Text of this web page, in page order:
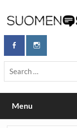
content
26.–27.9.2026
Menu